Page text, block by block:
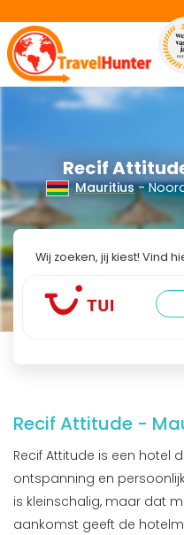
Recif
Mauritius-
Wij zoeken, jij kiest! Vind
Recif Attitude -
Recif Attitude is een hotel
ontspanning en
is kleinschalig, maar dat
aankomst geeft de